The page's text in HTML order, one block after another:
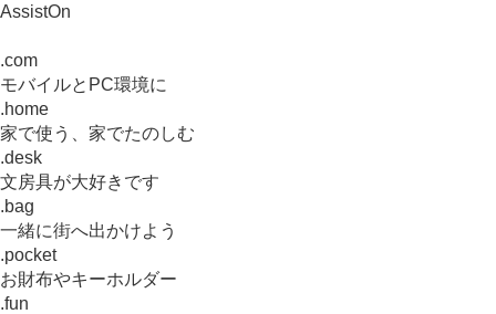
AssistOn
.com
モバイルとPC環境に
.home
家で使う、家でたのしむ
.desk
文房具が大好きです
.bag
一緒に街へ出かけよう
.pocket
お財布やキーホルダー
.fun